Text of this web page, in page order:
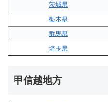
茨城県
栃木県
群馬県
埼玉県
甲信越地方